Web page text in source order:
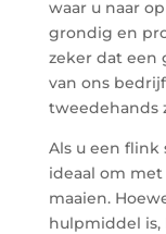
waar u naar
grondig en
zeker dat een
van ons
tweedehands
Als u een
ideaal om
maaien.
hulpmiddel